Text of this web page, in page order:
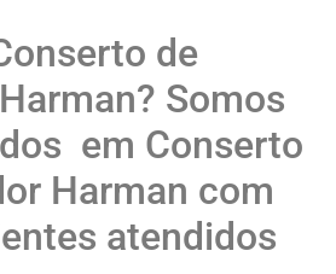
de
Somos
em Conserto
Harman com
atendidos